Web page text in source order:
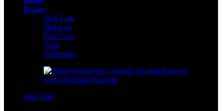
Beauty
Skin Care
Make-up
Hair Care
Nails
Parfumuri
Skin Care